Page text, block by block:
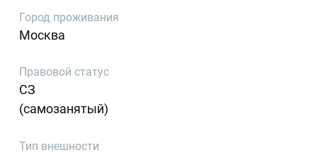
Город проживания
Москва
Правовой статус
СЗ
(самозанятый)
Тип внешности